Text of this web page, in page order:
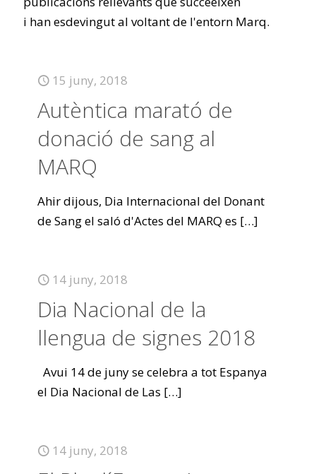
i han esdevingut al voltant de l'entorn Marq.
15 juny, 2018
Autèntica marató de
donació de sang al
MARQ
Ahir dijous, Dia Internacional del Donant
de Sang el saló d'Actes del MARQ es […]
14 juny, 2018
Dia Nacional de la
llengua de signes 2018
Avui 14 de juny se celebra a tot Espanya
el Dia Nacional de Las […]
14 juny, 2018